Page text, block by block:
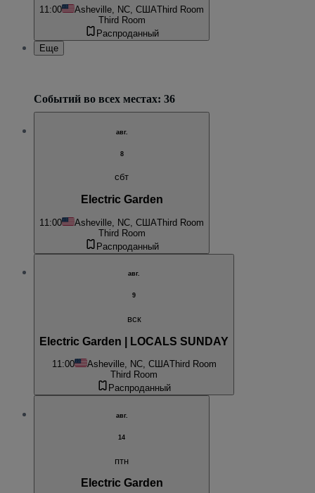
11:00 Asheville, NC, СШАThird Room
Third Room
Распроданный
Еще
Событий во всех местах: 36
авг.
8
сбт
Electric Garden
11:00 Asheville, NC, СШАThird Room
Third Room
Распроданный
авг.
9
вск
Electric Garden | LOCALS SUNDAY
11:00 Asheville, NC, СШАThird Room
Third Room
Распроданный
авг.
14
птн
Electric Garden